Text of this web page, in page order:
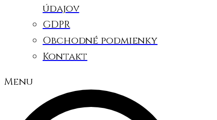
údajov
GDPR
Obchodné podmienky
Kontakt
Menu